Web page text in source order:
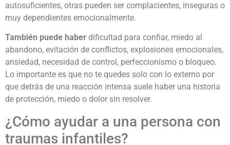
autosuficientes, otras pueden ser complacientes, inseguras o
muy dependientes emocionalmente.
También puede haber dificultad para confiar, miedo al
abandono, evitación de conflictos, explosiones emocionales,
ansiedad, necesidad de control, perfeccionismo o bloqueo.
Lo importante es que no te quedes solo con lo externo por
que detrás de una reacción intensa suele haber una historia
de protección, miedo o dolor sin resolver.
¿Cómo ayudar a una persona con
traumas infantiles?